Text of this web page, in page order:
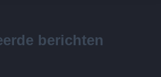
berichten